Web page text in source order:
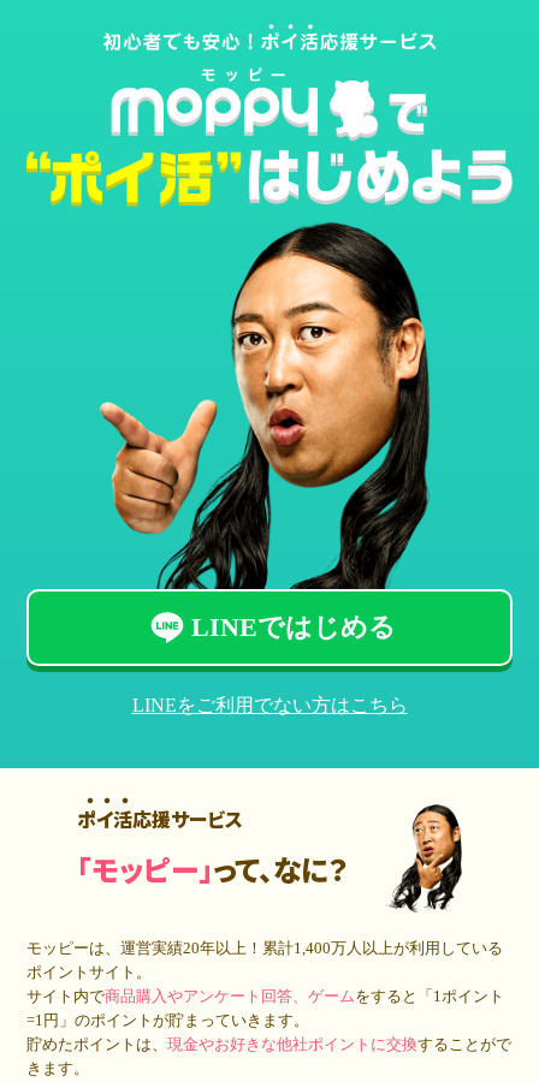
LINEではじめる
LINEをご利用でない方はこちら
ポイ活応援サービス
「モッピー」って、なに？
モッピーは、運営実績20年以上！累計1,400万人 以上が利用している
ポイントサイト。
サイト内で商品購入やアンケート回答、ゲームをすると「1ポイント
=1円」のポイントが貯まっていきます。
貯めたポイントは、現金やお好きな他社ポイントに交換することがで
きます。